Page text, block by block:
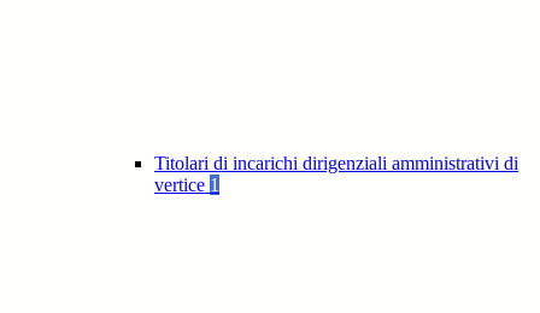
Titolari di incarichi dirigenziali amministrativi di
vertice 1